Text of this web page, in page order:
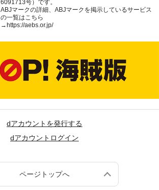
6091713号）です。
ABJマークの詳細、ABJマークを掲示しているサービス
の一覧はこちら
→ https://aebs.or.jp/
dアカウントを発行する
dアカウントログイン
ページトップへ